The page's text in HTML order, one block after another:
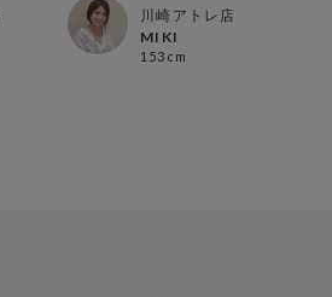
川崎アトレ店
MIKI
153cm